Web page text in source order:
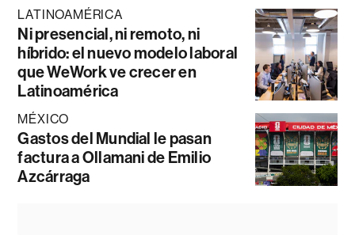
LATINOAMÉRICA
Ni presencial, ni remoto, ni
híbrido: el nuevo modelo laboral
que WeWork ve crecer en
Latinoamérica
MÉXICO
Gastos del Mundial le pasan
factura a Ollamani de Emilio
Azcárraga